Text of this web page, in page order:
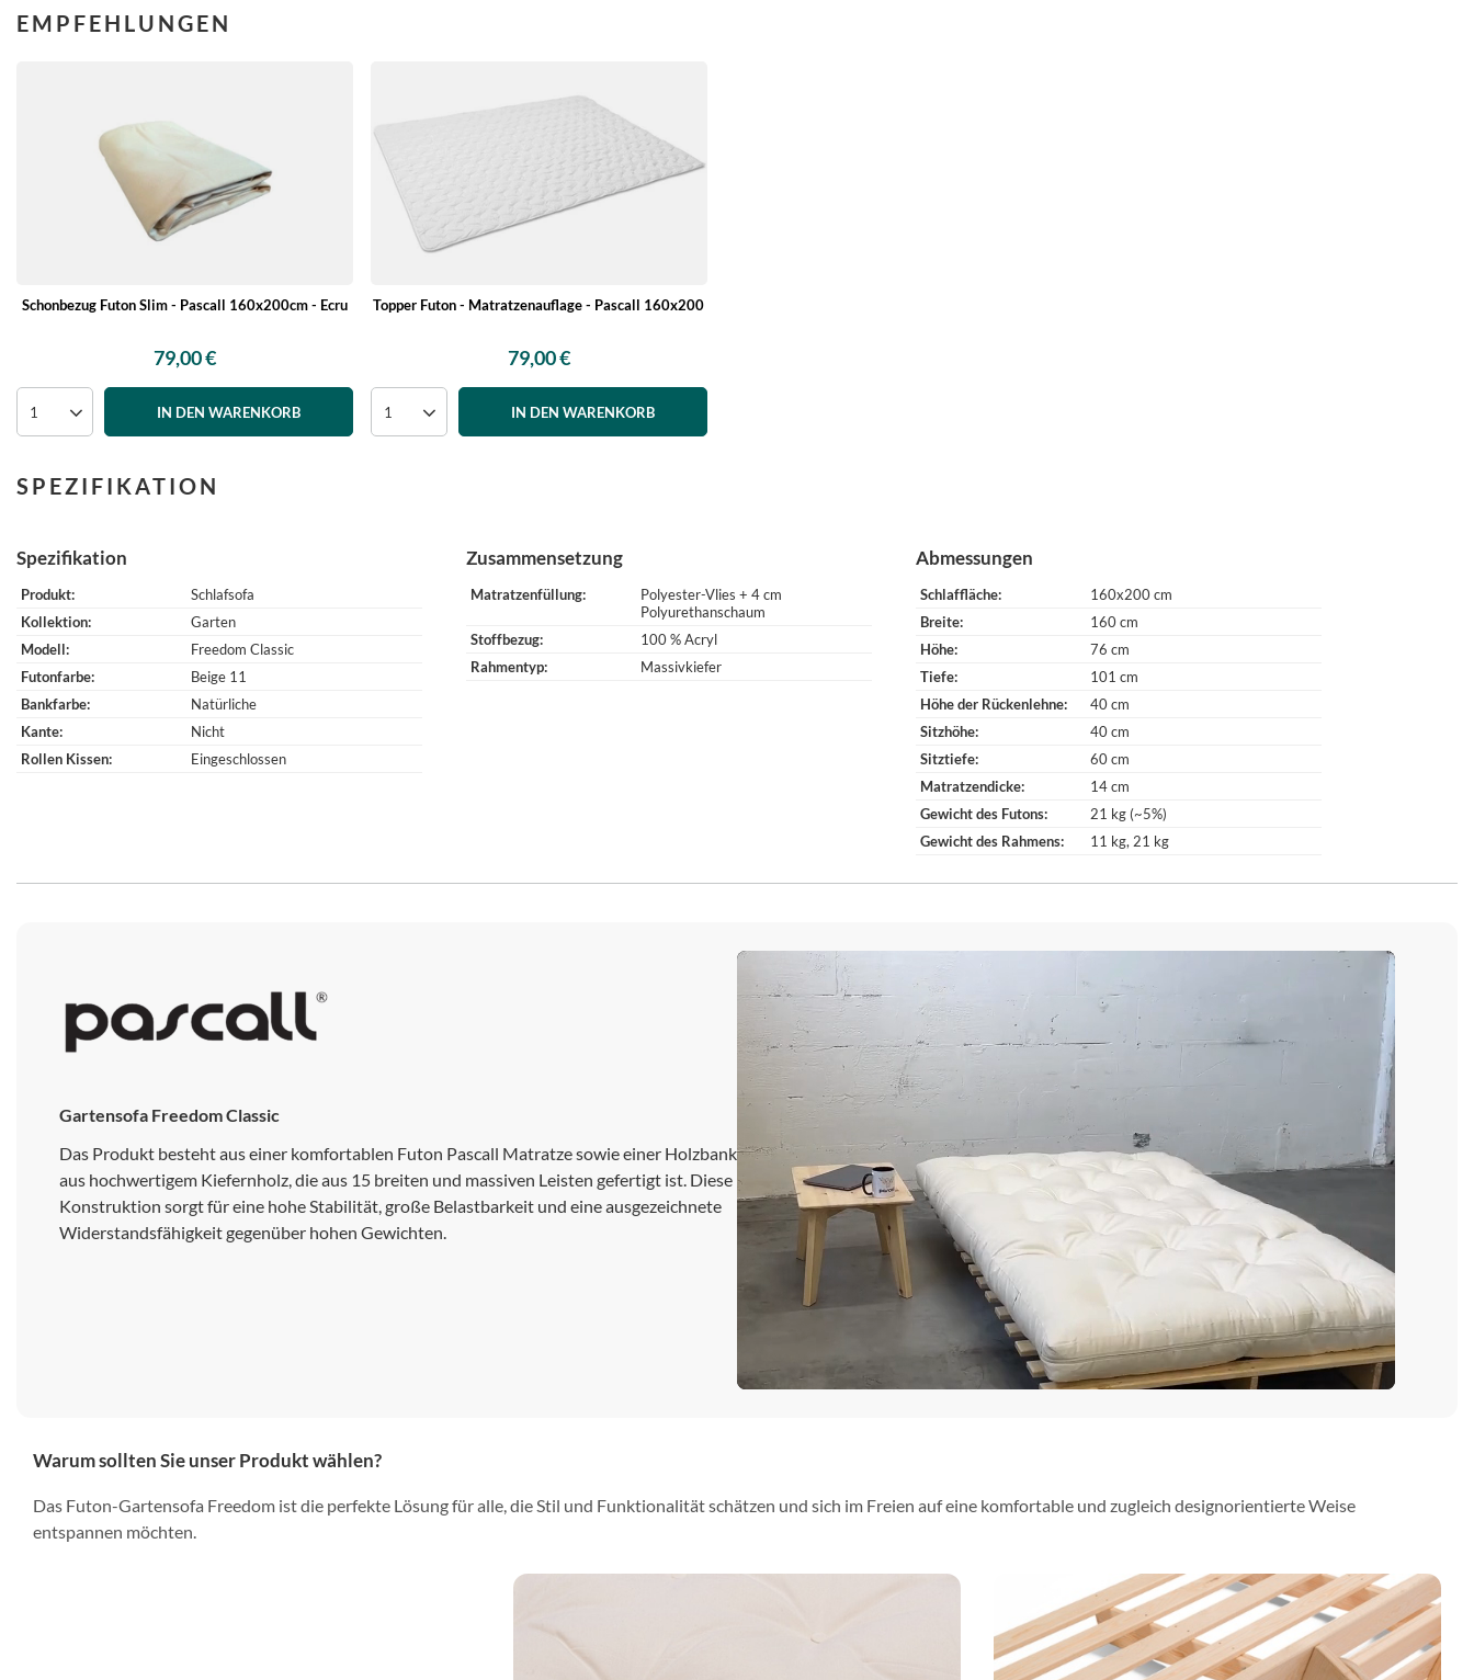
EMPFEHLUNGEN
Schonbezug Futon Slim - Pascall 160x200cm - Ecru
79,00 €
IN DEN WARENKORB
Topper Futon - Matratzenauflage - Pascall 160x200
79,00 €
IN DEN WARENKORB
SPEZIFIKATION
Spezifikation
Produkt
Schlafsofa
Kollektion
Garten
Modell
Freedom Classic
Futonfarbe
Beige 11
Bankfarbe
Natürliche
Kante
Nicht
Rollen Kissen
Eingeschlossen
Zusammensetzung
Matratzenfüllung
Polyester-Vlies + 4 cm
Polyurethanschaum
Stoffbezug
100 % Acryl
Rahmentyp
Massivkiefer
Abmessungen
Schlaffläche
160x200 cm
Breite
160 cm
Höhe
76 cm
Tiefe
101 cm
Höhe der Rückenlehne
40 cm
Sitzhöhe
40 cm
Sitztiefe
60 cm
Matratzendicke
14 cm
Gewicht des Futons
21 kg (~5%)
Gewicht des Rahmens
11 kg 21 kg
Gartensofa Freedom Classic
Das Produkt besteht aus einer komfortablen Futon Pascall Matratze sowie einer Holzbank
aus hochwertigem Kiefernholz, die aus 15 breiten und massiven Leisten gefertigt ist. Diese
Konstruktion sorgt für eine hohe Stabilität, große Belastbarkeit und eine ausgezeichnete
Widerstandsfähigkeit gegenüber hohen Gewichten.
Warum sollten Sie unser Produkt wählen?
Das Futon-Gartensofa Freedom ist die perfekte Lösung für alle, die Stil und Funktionalität schätzen und sich im Freien auf eine komfortable und zugleich designorientierte Weise
entspannen möchten.